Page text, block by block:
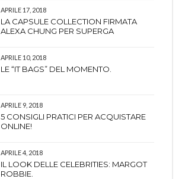
APRILE 17, 2018
LA CAPSULE COLLECTION FIRMATA
ALEXA CHUNG PER SUPERGA
APRILE 10, 2018
LE “IT BAGS” DEL MOMENTO.
APRILE 9, 2018
5 CONSIGLI PRATICI PER ACQUISTARE
ONLINE!
APRILE 4, 2018
IL LOOK DELLE CELEBRITIES: MARGOT
ROBBIE.